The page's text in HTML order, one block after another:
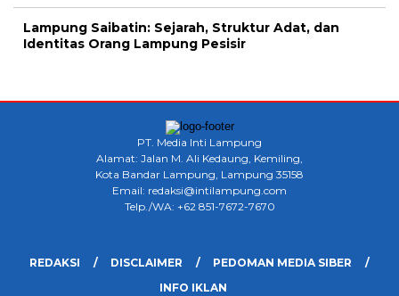
Lampung Saibatin: Sejarah, Struktur Adat, dan
Identitas Orang Lampung Pesisir
PT. Media Inti Lampung
Alamat: Jalan M. Ali Kedaung, Kemiling,
Kota Bandar Lampung, Lampung 35158
Email: redaksi@intilampung.com
Telp./WA: +62 851-7672-7670
REDAKSI DISCLAIMER
PEDOMAN MEDIA SIBER
INFO IKLAN